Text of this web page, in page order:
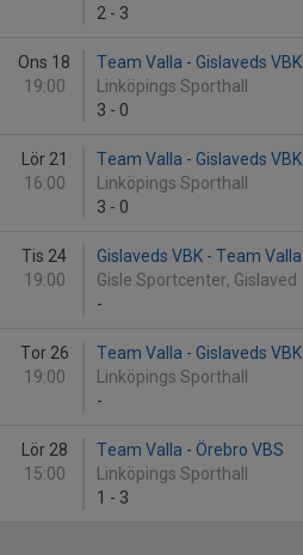
2 - 3
Ons 18
19:00
Team Valla - Gislaveds VBK
Linköpings Sporthall
3 - 0
Lör 21
16:00
Team Valla - Gislaveds VBK
Linköpings Sporthall
3 - 0
Tis 24
19:00
Gislaveds VBK - Team Valla
Gisle Sportcenter, Gislaved
-
Tor 26
19:00
Team Valla - Gislaveds VBK
Linköpings Sporthall
-
Lör 28
15:00
Team Valla - Örebro VBS
Linköpings Sporthall
1 - 3